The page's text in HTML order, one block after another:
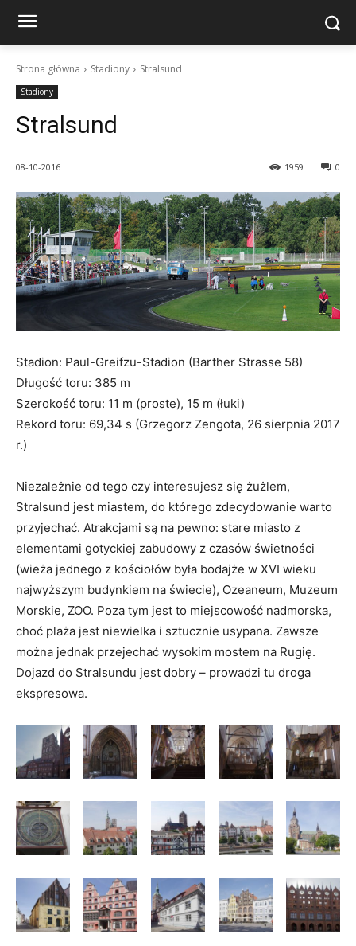
Strona główna Stadiony Stralsund
Stadiony
Stralsund
08-10-2016 0
1959
Stadion: Paul-Greifzu-Stadion (Barther Strasse 58)
Długość toru: 385 m
Szerokość toru: 11 m (proste), 15 m (łuki)
Rekord toru: 69,34 s (Grzegorz Zengota, 26 sierpnia 2017
r.)
Niezależnie od tego czy interesujesz się żużlem,
Stralsund jest miastem, do którego zdecydowanie warto
przyjechać. Atrakcjami są na pewno: stare miasto z
elementami gotyckiej zabudowy z czasów świetności
(wieża jednego z kościołów była bodajże w XVI wieku
najwyższym budynkiem na świecie), Ozeaneum, Muzeum
Morskie, ZOO. Poza tym jest to miejscowość nadmorska,
choć plaża jest niewielka i sztucznie usypana. Zawsze
można jednak przejechać wysokim mostem na Rugię.
Dojazd do Stralsundu jest dobry – prowadzi tu droga
ekspresowa.